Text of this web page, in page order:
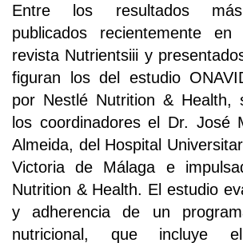
Entre los resultados más
publicados recientemente
revista Nutrientsiii y
figuran los del estudio
por Nestlé Nutrition & Health,
los coordinadores el Dr. José
Almeida, del Hospital
Victoria de Málaga e
Nutrition & Health. El estudio
y adherencia de un
nutricional, que incluye el